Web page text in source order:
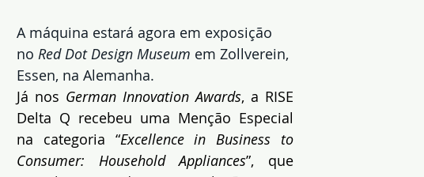
A máquina estará agora em exposição
no Red Dot Design Museum em Zollverein,
Essen, na Alemanha.
Já nos German Innovation Awards, a RISE
Delta Q recebeu uma Menção Especial
na categoria “Excellence in Business to
Consumer: Household Appliances